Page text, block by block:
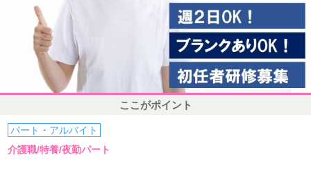
ここがポイント
パート・アルバイト
介護職/特養/夜勤パート